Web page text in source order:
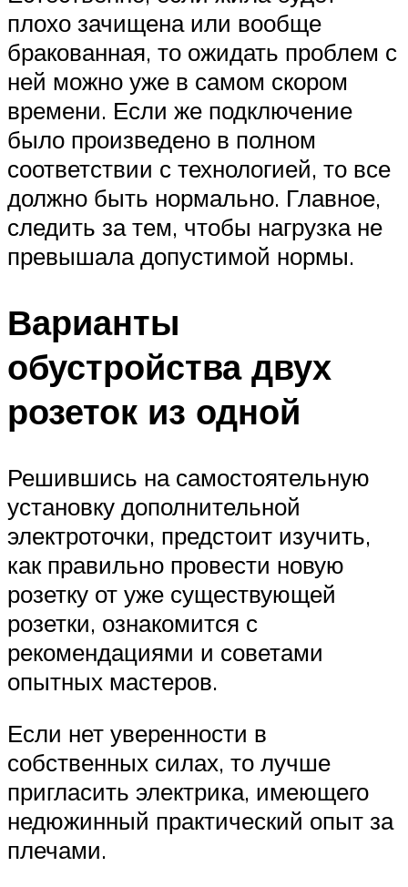
плохо зачищена или вообще
бракованная, то ожидать проблем с
ней можно уже в самом скором
времени. Если же подключение
было произведено в полном
соответствии с технологией, то все
должно быть нормально. Главное,
следить за тем, чтобы нагрузка не
превышала допустимой нормы.
Варианты
обустройства двух
розеток из одной
Решившись на самостоятельную
установку дополнительной
электроточки, предстоит изучить,
как правильно провести новую
розетку от уже существующей
розетки, ознакомится с
рекомендациями и советами
опытных мастеров.
Если нет уверенности в
собственных силах, то лучше
пригласить электрика, имеющего
недюжинный практический опыт за
плечами.